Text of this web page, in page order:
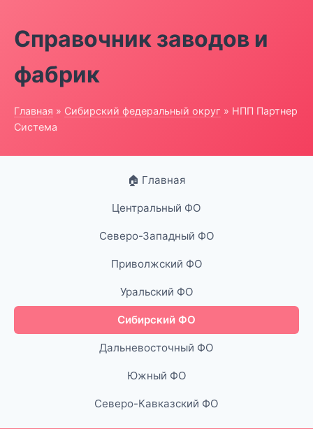
Справочник заводов и
фабрик
Главная » Сибирский федеральный округ » НПП Партнер
Система
🏠 Главная
Центральный ФО
Северо-Западный ФО
Приволжский ФО
Уральский ФО
Сибирский ФО
Дальневосточный ФО
Южный ФО
Северо-Кавказский ФО